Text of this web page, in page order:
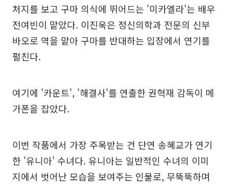
처지를 보고 구마 의식에 뛰어드는 '미카엘라'는 배우
전여빈이 맡았다. 이진욱은 정신의학과 전문의 신부
바오로 역을 맡아 구마를 반대하는 입장에서 연기를
펼친다.
여기에 '카운트', '해결사'를 연출한 권혁재 감독이 메
가폰을 잡았다.
이번 작품에서 가장 주목받는 건 단연 송혜교가 연기
한 '유니아' 수녀다. 유니아는 일반적인 수녀의 이미
지에서 벗어난 모습을 보여주는 인물로, 무뚝뚝하며